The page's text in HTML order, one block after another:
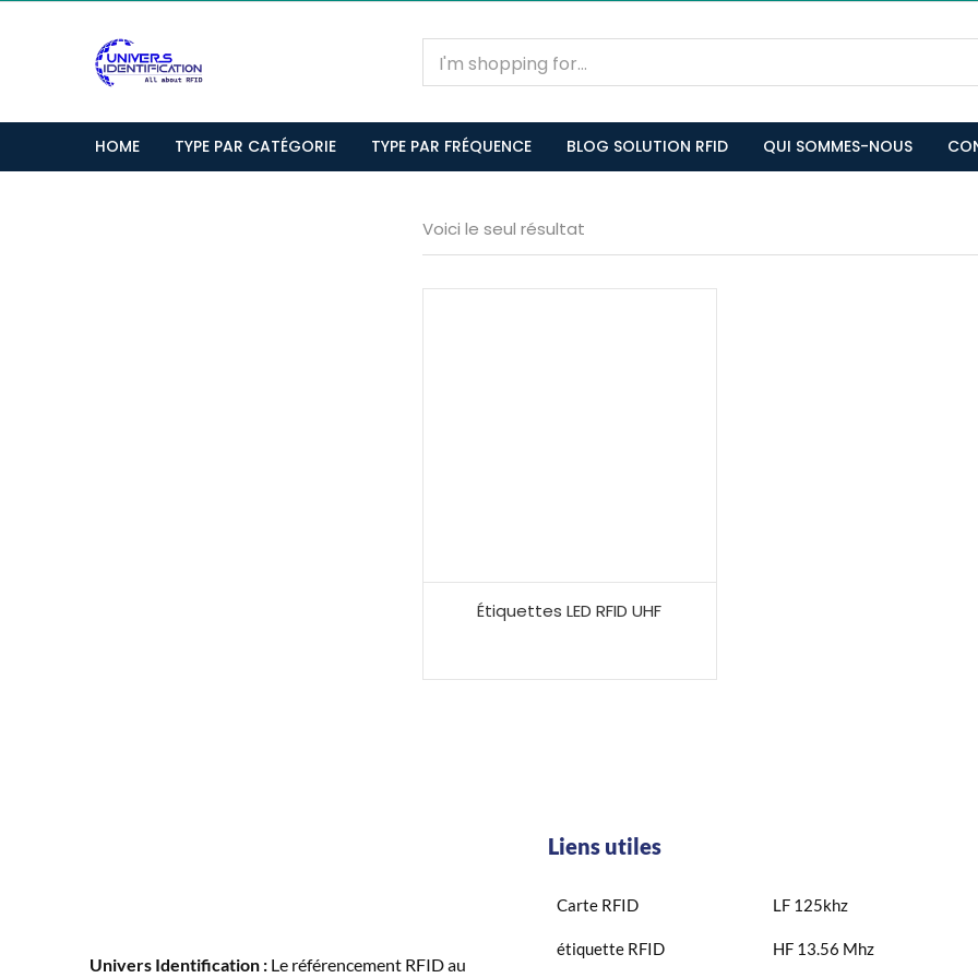
HOME TYPE PAR CATÉGORIE TYPE PAR FRÉQUENCE BLOG SOLUTION RFID QUI SOMMES-NOUS
Voici le seul résultat
Étiquettes LED RFID UHF
Univers Identification : Le référencement RFID au
Liens utiles
Carte RFID
étiquette RFID
LF 125khz
HF 13.56 Mhz